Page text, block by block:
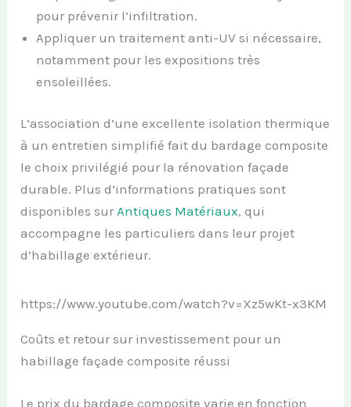
pour prévenir l’infiltration.
Appliquer un traitement anti-UV si nécessaire,
notamment pour les expositions très
ensoleillées.
L’association d’une excellente isolation thermique
à un entretien simplifié fait du bardage composite
le choix privilégié pour la rénovation façade
durable. Plus d’informations pratiques sont
disponibles surAntiques Matériaux, qui
accompagne les particuliers dans leur projet
d’habillage extérieur.
https://www.youtube.com/watch?v=Xz5wKt-x3KM
Coûts et retour sur investissement pour un
habillage façade composite réussi
Le prix du bardage composite varie en fonction